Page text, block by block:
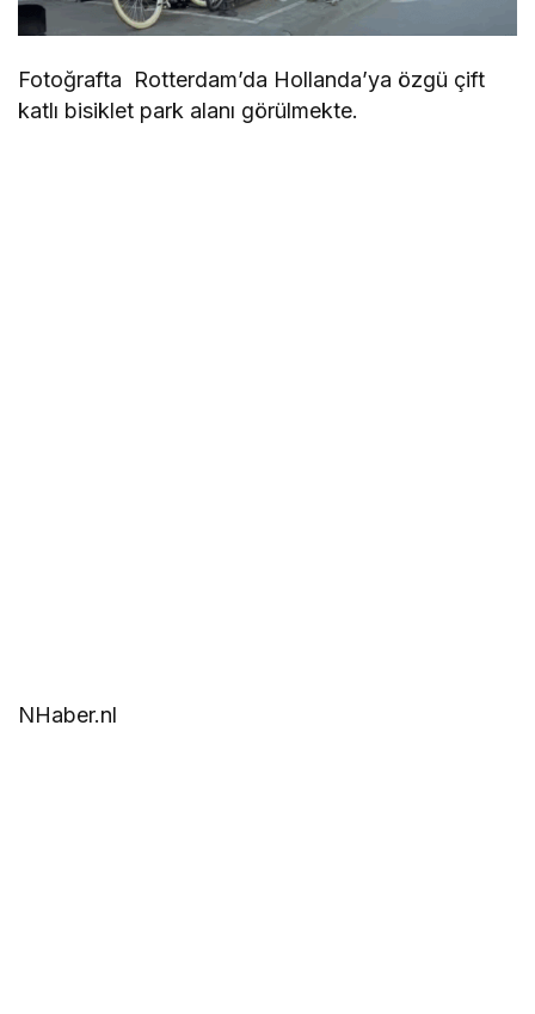
Fotoğrafta Rotterdam’da Hollanda’ya özgü çift
katlı bisiklet park alanı görülmekte.
NHaber.nl